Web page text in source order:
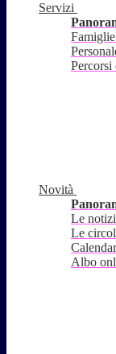
Servizi
Percorsi
Novità
Le
Le
Albo